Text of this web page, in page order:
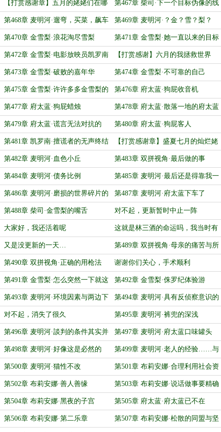
【打赏感谢章】五月的姥姥们在哪
里
第467章 柴司·下一个目标伪像的线
索
第468章 麦明河·遛弯，买菜，飙车 第469章 麦明河·？金？雪？梨？
第470章 金雪梨·浪花淘尽雪梨 第471章 金雪梨·她一直以来的目标
都非常明确
第472章 金雪梨·电影放映员凯罗南 【打赏感谢】六月的我拯救世界
了？
第473章 金雪梨·破败的嘉年华 第474章 金雪梨·不可靠的自己
第475章 金雪梨·许许多多金雪梨的
工作汇总
第476章 府太蓝·狗屁收音机
第477章 府太蓝·狗屁蜡烛 第478章 府太蓝·散落一地的府太蓝
第479章 府太蓝·谎言无法对抗的 第480章 府太蓝·狗屁客人
第481章 凯罗南·擅谎者的无声终结 【打赏感谢章】盛夏七月的灿烂姥
姥，很暖冬
第482章 麦明河·血色小丘 第483章 双拼视角·最后做的事
第484章 麦明河·债务比例 第485章 麦明河·最后还是得靠我一
个老太太
第486章 麦明河·磨损的世界碎片的
深处
第487章 麦明河·府太蓝下车了
第488章 柴司·金雪梨的嘴舌 对不起，更新暂时中止一阵
大家好，我还活着呢 这就是林三酒的命运吗，我当时有
点残忍了吧
又是没更新的一天… 第489章 双拼视角·母亲的痛苦与所
有物
第490章 双拼视角·正确的用枪法 谢谢你们关心，手术顺利
第491章 金雪梨·怎么突然一下就这
样了呢
第492章 金雪梨·侏罗纪体验游
第493章 麦明河·环境因素与两边下
注
第494章 麦明河·具有反侦察意识的
居民
对不起，消失了很久 第495章 麦明河·裤兜的深浅
第496章 麦明河·談判的条件其实并
不存在
第497章 麦明河·府太蓝口味罐头
第498章 麦明河·好像这是必然的 第499章 麦明河·老人的经验……与
身子骨
第500章 麦明河·猫性不改 第501章 布莉安娜·合理利用社会资
源
第502章 布莉安娜·善人善缘 第503章 布莉安娜·说话做事要精确
第504章 布莉安娜·黑夜的子宫 第505章 府太蓝·府太蓝已不在
第506章 布莉安娜·第二乐章 第507章 布莉安娜·松散的同盟与坚